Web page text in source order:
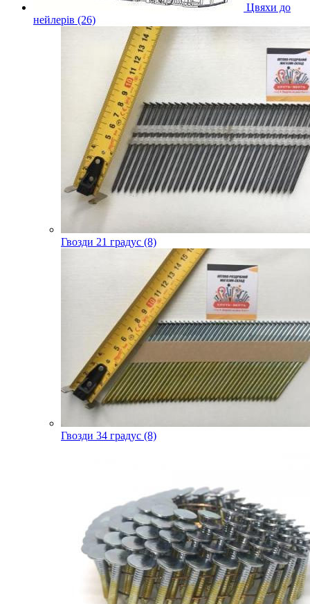
Цвяхи до
нейлерів (26)
Гвозди 21 градус (8)
Гвозди 34 градус (8)